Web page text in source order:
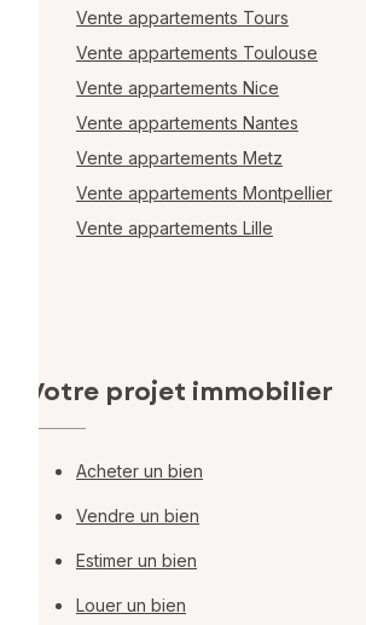
Vente appartements Tours
Vente appartements Toulouse
Vente appartements Nice
Vente appartements Nantes
Vente appartements Metz
Vente appartements Montpellier
Vente appartements Lille
Votre projet immobilier
Acheter un bien
Vendre un bien
Estimer un bien
Louer un bien